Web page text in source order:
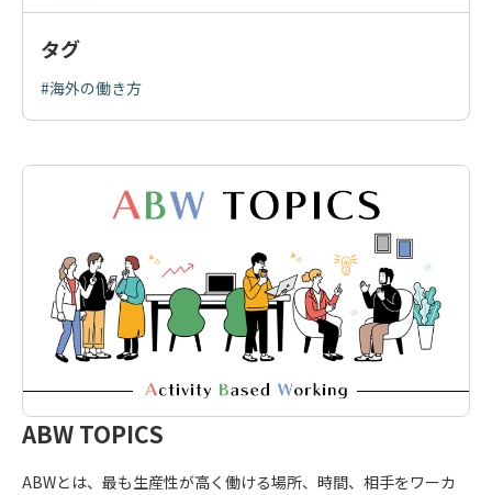
タグ
#海外の働き方
ABW TOPICS
ABWとは、最も生産性が高く働ける場所、時間、相手をワーカ